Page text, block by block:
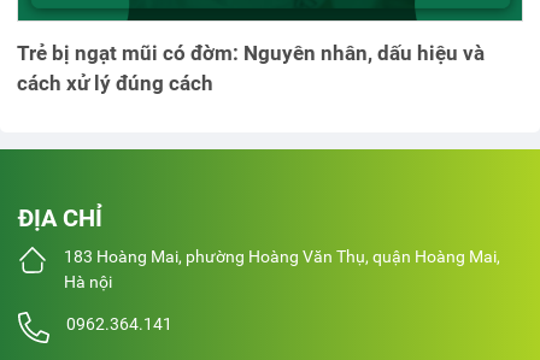
Trẻ bị ngạt mũi có đờm: Nguyên nhân, dấu hiệu và
cách xử lý đúng cách
ĐỊA CHỈ
183 Hoàng Mai, phường Hoàng Văn Thụ, quận Hoàng Mai,
Hà nội
0962.364.141